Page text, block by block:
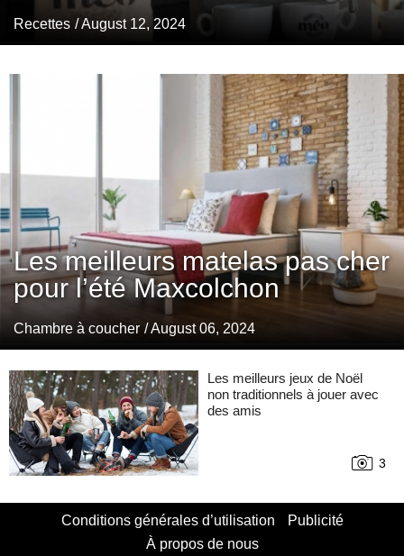
Recettes / August 12, 2024
Les meilleurs matelas pas cher
pour l’été Maxcolchon
Chambre à coucher / August 06, 2024
Les meilleurs jeux de Noël
non traditionnels à jouer avec
des amis
3
Conditions générales d’utilisation
Publicité
À propos de nous